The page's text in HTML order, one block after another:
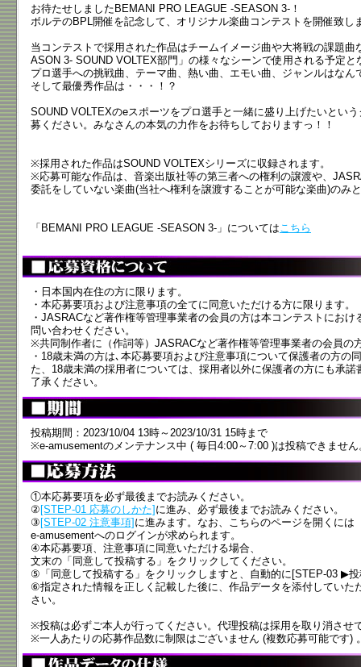
お待たせしましたBEMANI PRO LEAGUE -SEASON 3-！
ボルテのBPL開催を記念して、オリジナル楽曲コンテストを開催致し
当コンテストで採用された作品はチームイメージ曲や大将戦の課題
ASON 3- SOUND VOLTEX部門」の様々なシーンで使用される予定と
プロ選手への挑戦曲、テーマ曲、熱い曲、エモい曲、ジャンルはなん
そして最優秀作品は・・・！？
SOUND VOLTEXのeスポーツをプロ選手と一緒に盛り上げたいとい
募ください。みなさんの本気の力作をお待ちしておりますっ！！
※採用された作品はSOUND VOLTEXシリーズに収録されます。
※応募可能な作品は、音楽出版社等の第三者への権利の譲渡や、
委託をしていない楽曲(当社へ権利を譲渡することが可能な楽曲)のみ
「BEMANI PRO LEAGUE -SEASON 3-」についてはこちら
・日本国内在住の方に限ります。
・本応募要項および注意事項の全てに同意いただける方に限ります。
・JASRACなど著作権等管理事業者の会員の方は本コンテストにお
問い合わせください。
※共同制作者に（作詞等）JASRACなど著作権等管理事業者の会員の
・18歳未満の方は､本応募要項および注意事項について保護者の方の
た、18歳未満の採用者については、採用者以外に保護者の方にも承
了承ください。
投稿期間：2023/10/04 13時～2023/10/31 15時まで
※e-amusementのメンテナンス中 ( 毎日4:00～7:00 )は投稿できません
①本応募要項を必ず最後までお読みください。
② [STEP-01 応募のしかた] に進み、必ず最後までお読みください。
③ [STEP-02 注意事項] に進みます。なお、こちらのページを開くには
e-amusementへのログインが求められます。
④本応募要項、注意事項に同意いただける場合、
文末の「同意して投稿する」をクリックしてください。
⑤「同意して投稿する」をクリックしますと、自動的に[STEP-03 ▶
⑥指定された情報を正しく記載した後に、作品データを添付していた
さい。
※投稿は必ずご本人が行ってください。代理投稿は採用を取り消させ
※一人あたりの応募作品数に制限はございません (複数応募可能です)